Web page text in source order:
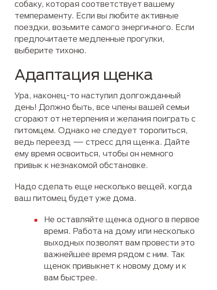
собаку, которая соответствует вашему
темпераменту. Если вы любите активные
поездки, возьмите самого энергичного. Если
предпочитаете медленные прогулки,
выберите тихоню.
Адаптация щенка
Ура, наконец-то наступил долгожданный
день! Должно быть, все члены вашей семьи
сгорают от нетерпения и желания поиграть с
питомцем. Однако не следует торопиться,
ведь переезд — стресс для щенка. Дайте
ему время освоиться, чтобы он немного
привык к незнакомой обстановке.
Надо сделать еще несколько вещей, когда
ваш питомец будет уже дома.
Не оставляйте щенка одного в первое
время. Работа на дому или несколько
выходных позволят вам провести это
важнейшее время рядом с ним. Так
щенок привыкнет к новому дому и к
вам быстрее.